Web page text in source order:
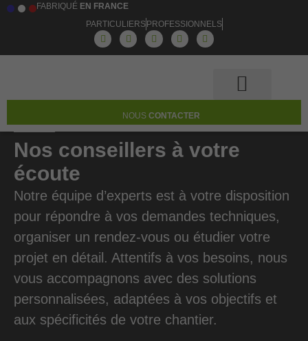
FABRIQUÉ EN FRANCE
PARTICULIERS PROFESSIONNELS
NOUS CONTACTER
Nos conseillers à votre
écoute
Notre équipe d’experts est à votre disposition
pour répondre à vos demandes techniques,
organiser un rendez-vous ou étudier votre
projet en détail. Attentifs à vos besoins, nous
vous accompagnons avec des solutions
personnalisées, adaptées à vos objectifs et
aux spécificités de votre chantier.